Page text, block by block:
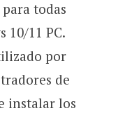
todas
10/11 PC.
por
de
instalar los